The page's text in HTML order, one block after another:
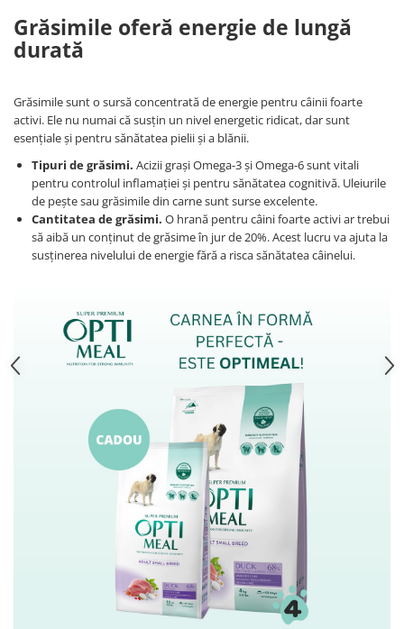
Grăsimile oferă energie de lungă
durată
Grăsimile sunt o sursă concentrată de energie pentru câinii foarte
activi. Ele nu numai că susțin un nivel energetic ridicat, dar sunt
esențiale și pentru sănătatea pielii și a blănii.
Tipuri de grăsimi. Acizii grași Omega-3 și Omega-6 sunt vitali
pentru controlul inflamației și pentru sănătatea cognitivă. Uleiurile
de pește sau grăsimile din carne sunt surse excelente.
Cantitatea de grăsimi. O hrană pentru câini foarte activi ar trebui
să aibă un conținut de grăsime în jur de 20%. Acest lucru va ajuta la
susținerea nivelului de energie fără a risca sănătatea câinelui.